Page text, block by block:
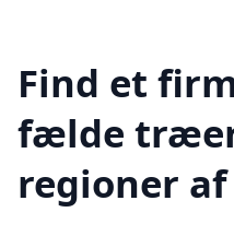
Find et
fælde
regioner